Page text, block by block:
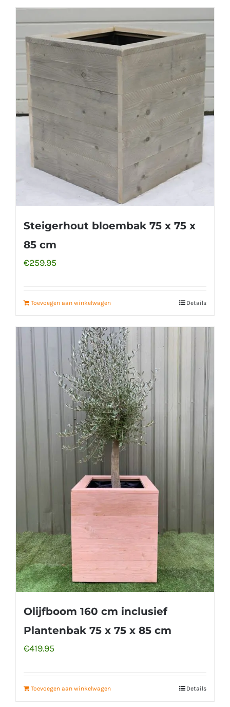
Steigerhout bloembak 75 x 75 x
85 cm
€259.95
Toevoegen aan winkelwagen Details
Olijfboom 160 cm inclusief
Plantenbak 75 x 75 x 85 cm
€419.95
Toevoegen aan winkelwagen Details